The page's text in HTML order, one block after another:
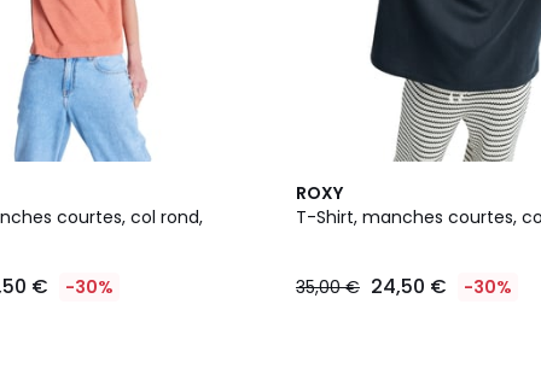
courtes, col rond,
€ -30%
ROXY
T-Shirt, manches courtes,
35,00 € 24,50 € -30%
2
Couleurs